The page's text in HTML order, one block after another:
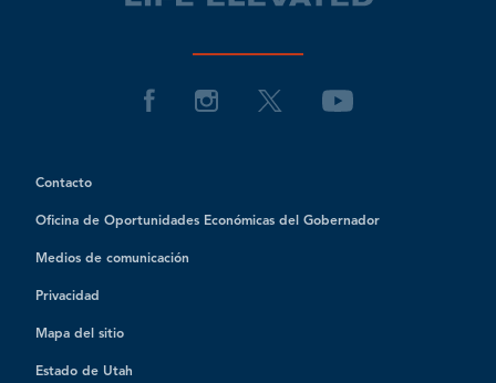
Contacto
Oficina de Oportunidades Económicas del Gobernador
Medios de comunicación
Privacidad
Mapa del sitio
Estado de Utah